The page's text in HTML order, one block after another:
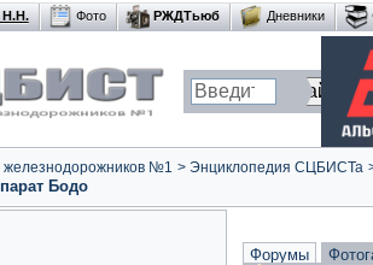
Н.Н. Фото РЖДТьюб Дневники
№1 > Энциклопедия СЦБИСТа
Бодо
Форумы